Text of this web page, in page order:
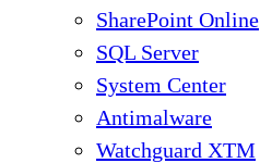
SharePoint Online
SQL Server
System Center
Antimalware
Watchguard XTM